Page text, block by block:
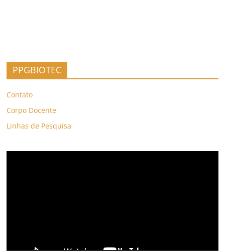
PPGBIOTEC
Contato
Corpo Docente
Linhas de Pesquisa